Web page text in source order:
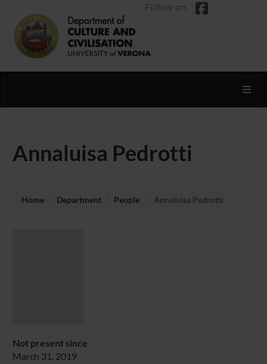
Follow on
Annaluisa Pedrotti
Home Department People Annaluisa Pedrotti
Not present since
March 31, 2019